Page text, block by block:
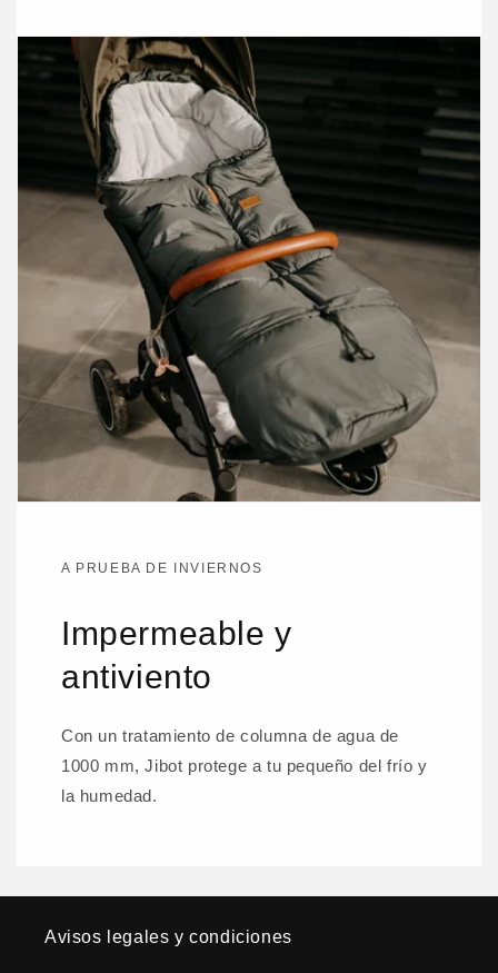
A PRUEBA DE INVIERNOS
Impermeable y
antiviento
Con un tratamiento de columna de agua de
1000 mm, Jibot protege a tu pequeño del frío y
la humedad.
Avisos legales y condiciones